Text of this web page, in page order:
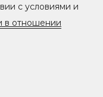
с условиями и
в отношении